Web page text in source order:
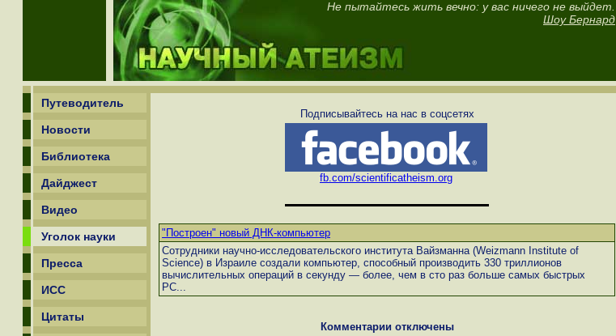
Не пытайтесь жить вечно: у вас ничего не выйдет.
Шоу Бернард
Путеводитель
Новости
Библиотека
Дайджест
Видео
Уголок науки
Пресса
ИСС
Цитаты
Подписывайтесь на нас в соцсетях
fb.com/scientificatheism.org
"Построен" новый ДНК-компьютер
Сотрудники научно-исследовательского института Вайзманна (Weizmann Institute of
Science) в Израиле создали компьютер, способный производить 330 триллионов
вычислительных операций в секунду — более, чем в сто раз больше самых быстрых
PC...
Комментарии отключены